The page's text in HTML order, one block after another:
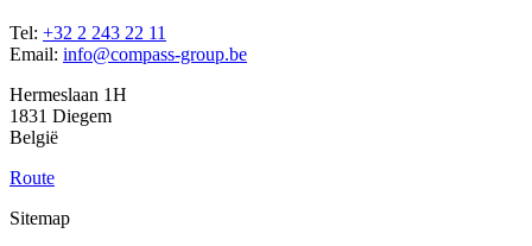
Tel: +32 2 243 22 11
Email: info@compass-group.be
Hermeslaan 1H
1831 Diegem
België
Route
Sitemap